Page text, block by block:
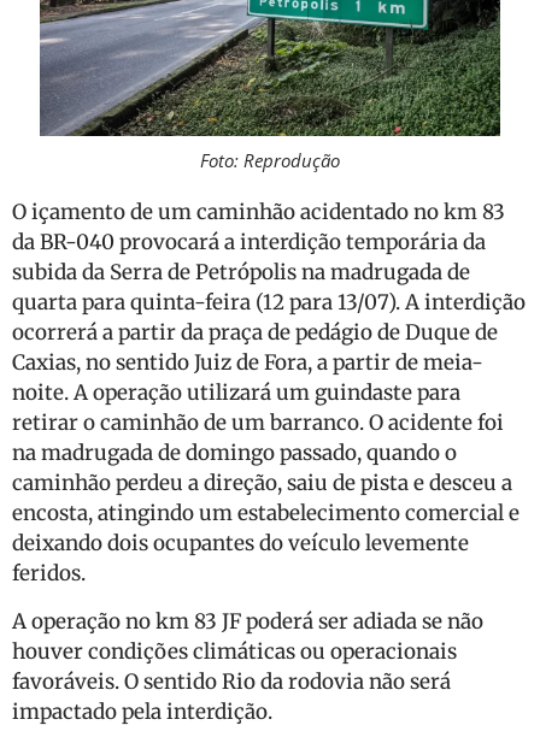
Foto: Reprodução
O içamento de um caminhão acidentado no km 83
da BR-040 provocará a interdição temporária da
subida da Serra de Petrópolis na madrugada de
quarta para quinta-feira (12 para 13/07). A interdição
ocorrerá a partir da praça de pedágio de Duque de
Caxias, no sentido Juiz de Fora, a partir de meia-
noite. A operação utilizará um guindaste para
retirar o caminhão de um barranco. O acidente foi
na madrugada de domingo passado, quando o
caminhão perdeu a direção, saiu de pista e desceu a
encosta, atingindo um estabelecimento comercial e
deixando dois ocupantes do veículo levemente
feridos.
A operação no km 83 JF poderá ser adiada se não
houver condições climáticas ou operacionais
favoráveis. O sentido Rio da rodovia não será
impactado pela interdição.